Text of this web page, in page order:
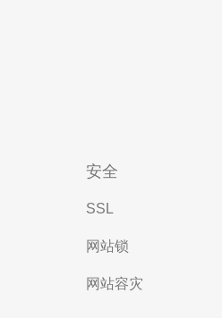
安全
SSL
网站锁
网站容灾